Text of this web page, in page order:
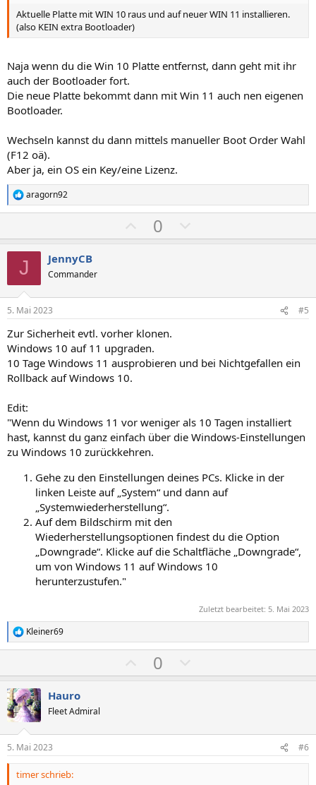
S
t
m
e
S
t
m
e
Aktuelle Platte mit WIN 10 raus und auf neuer WIN 11 installieren.
(also KEIN extra Bootloader)
Naja wenn du die Win 10 Platte entfernst, dann geht mit ihr
auch der Bootloader fort.
Die neue Platte bekommt dann mit Win 11 auch nen eigenen
Bootloader.
Wechseln kannst du dann mittels manueller Boot Order Wahl
(F12 oä).
Aber ja, ein OS ein Key/eine Lizenz.
R
e
i
e
n
:
aragorn92
o
t
v
e
S
m
e
0
e
t
v
S
m
e
J JennyCB
Commander
5. Mai 2023 #5
Zur Sicherheit evtl. vorher klonen.
Windows 10 auf 11 upgraden.
10 Tage Windows 11 ausprobieren und bei Nichtgefallen ein
Rollback auf Windows 10.
Edit:
"Wenn du Windows 11 vor weniger als 10 Tagen installiert
hast, kannst du ganz einfach über die Windows-Einstellungen
zu Windows 10 zurückkehren.
Gehe zu den Einstellungen deines PCs. Klicke in der
linken Leiste auf „System“ und dann auf
„Systemwiederherstellung“.
Auf dem Bildschirm mit den
Wiederherstellungsoptionen findest du die Option
„Downgrade“. Klicke auf die Schaltfläche „Downgrade“,
um von Windows 11 auf Windows 10
herunterzustufen."
Zuletzt bearbeitet: 5. Mai 2023
R
e
i
o
n
e
n
:
Kleiner69
o
t
v
0
e
t
v
Hauro
Fleet Admiral
5. Mai 2023 #6
timer schrieb: